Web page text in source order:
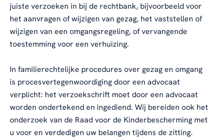
juiste verzoeken in bij de rechtbank, bijvoorbeeld voor
het aanvragen of wijzigen van gezag, het vaststellen of
wijzigen van een omgangsregeling, of vervangende
toestemming voor een verhuizing.
In familierechtelijke procedures over gezag en omgang
is procesvertegenwoordiging door een advocaat
verplicht: het verzoekschrift moet door een advocaat
worden ondertekend en ingediend. Wij bereiden ook het
onderzoek van de Raad voor de Kinderbescherming met
u voor en verdedigen uw belangen tijdens de zitting.